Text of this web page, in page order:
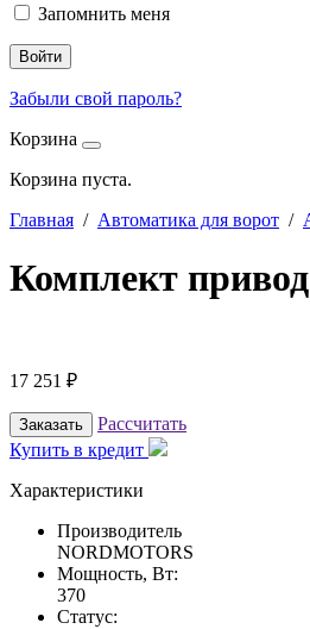
Запомнить меня
Войти
Забыли свой пароль?
Корзина
Корзина пуста.
Главная / Автоматика для ворот /
Комплект
17 251 ₽
Заказать
Рассчитать
Купить в кредит
Характеристики
Производитель
NORDMOTORS
Мощность, Вт:
370
Статус: